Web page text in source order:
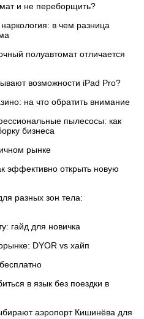
и не переборщить?
в чем разница
полуавтомат отличается
возможности iPad Pro?
на что обратить внимание
пылесосы: как
бизнеса
рынке
эффективно открыть новую
разных зон тела:
гайд для новичка
DYOR vs хайп
в язык без поездки в
аэропорт Кишинёва для